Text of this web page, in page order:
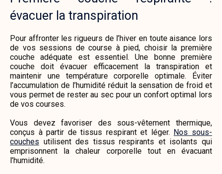
évacuer la transpiration
Pour affronter les rigueurs de l’hiver en toute aisance lors
de vos sessions de course à pied, choisir la première
couche adéquate est essentiel. Une bonne première
couche doit évacuer efficacement la transpiration et
maintenir une température corporelle optimale. Éviter
l’accumulation de l’humidité réduit la sensation de froid et
vous permet de rester au sec pour un confort optimal lors
de vos courses.
Vous devez favoriser des sous-vêtement thermique,
conçus à partir de tissus respirant et léger. Nos sous-
couches utilisent des tissus respirants et isolants qui
emprisonnent la chaleur corporelle tout en évacuant
l’humidité.